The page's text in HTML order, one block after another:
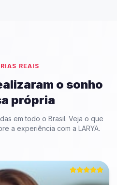
REAIS
o sonho
própria
em todo o Brasil. Veja o que
a experiência com a LARYA.